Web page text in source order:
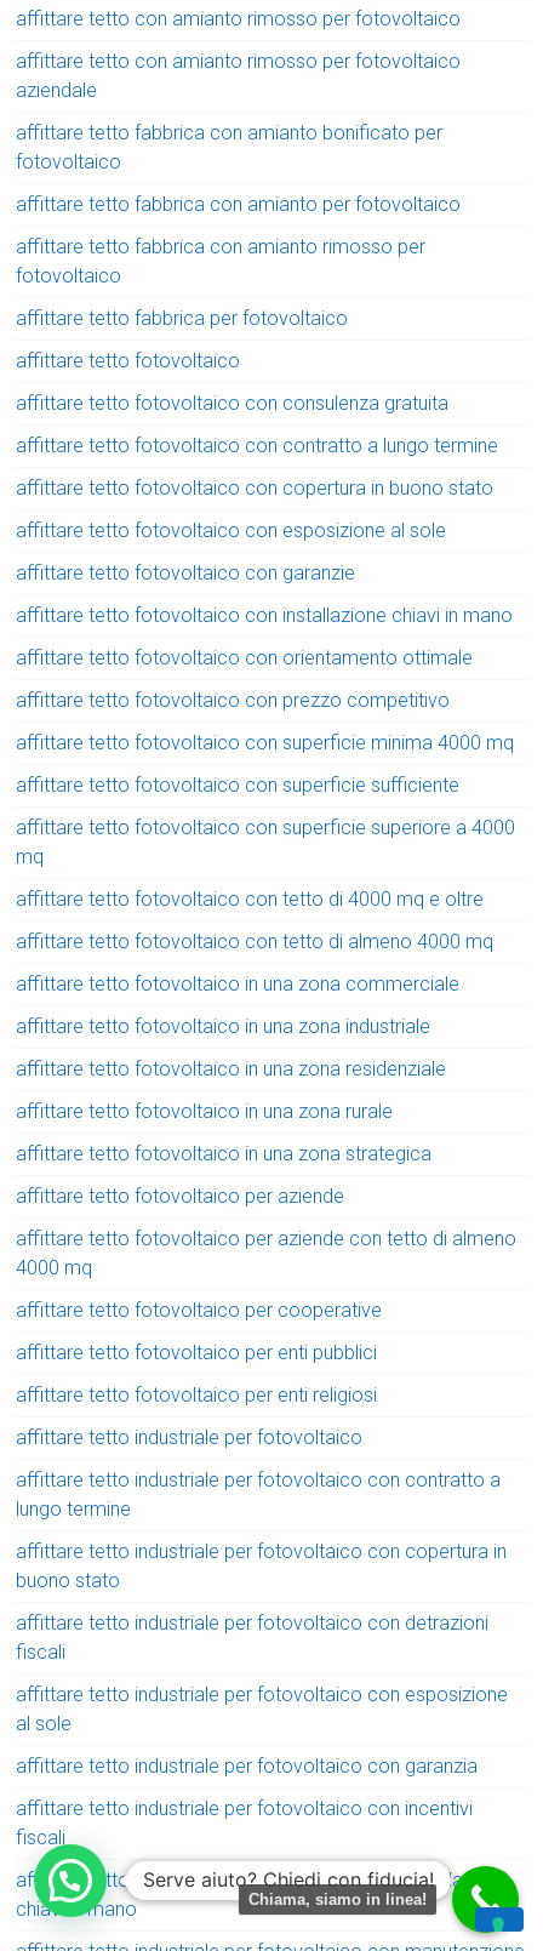
affittare tetto con amianto rimosso per fotovoltaico
affittare tetto con amianto rimosso per fotovoltaico
aziendale
affittare tetto fabbrica con amianto bonificato per
fotovoltaico
affittare tetto fabbrica con amianto per fotovoltaico
affittare tetto fabbrica con amianto rimosso per
fotovoltaico
affittare tetto fabbrica per fotovoltaico
affittare tetto fotovoltaico
affittare tetto fotovoltaico con consulenza gratuita
affittare tetto fotovoltaico con contratto a lungo termine
affittare tetto fotovoltaico con copertura in buono stato
affittare tetto fotovoltaico con esposizione al sole
affittare tetto fotovoltaico con garanzie
affittare tetto fotovoltaico con installazione chiavi in mano
affittare tetto fotovoltaico con orientamento ottimale
affittare tetto fotovoltaico con prezzo competitivo
affittare tetto fotovoltaico con superficie minima 4000 mq
affittare tetto fotovoltaico con superficie sufficiente
affittare tetto fotovoltaico con superficie superiore a 4000
mq
affittare tetto fotovoltaico con tetto di 4000 mq e oltre
affittare tetto fotovoltaico con tetto di almeno 4000 mq
affittare tetto fotovoltaico in una zona commerciale
affittare tetto fotovoltaico in una zona industriale
affittare tetto fotovoltaico in una zona residenziale
affittare tetto fotovoltaico in una zona rurale
affittare tetto fotovoltaico in una zona strategica
affittare tetto fotovoltaico per aziende
affittare tetto fotovoltaico per aziende con tetto di almeno
4000 mq
affittare tetto fotovoltaico per cooperative
affittare tetto fotovoltaico per enti pubblici
affittare tetto fotovoltaico per enti religiosi
affittare tetto industriale per fotovoltaico
affittare tetto industriale per fotovoltaico con contratto a
lungo termine
affittare tetto industriale per fotovoltaico con copertura in
buono stato
affittare tetto industriale per fotovoltaico con detrazioni
fiscali
affittare tetto industriale per fotovoltaico con esposizione
al sole
affittare tetto industriale per fotovoltaico con garanzia
affittare tetto industriale per fotovoltaico con incentivi
fiscali
affittare tetto industriale per fotovoltaico con installazione
chiavi in mano
Serve aiuto? Chiedi con fiducia!
Chiama, siamo in linea!